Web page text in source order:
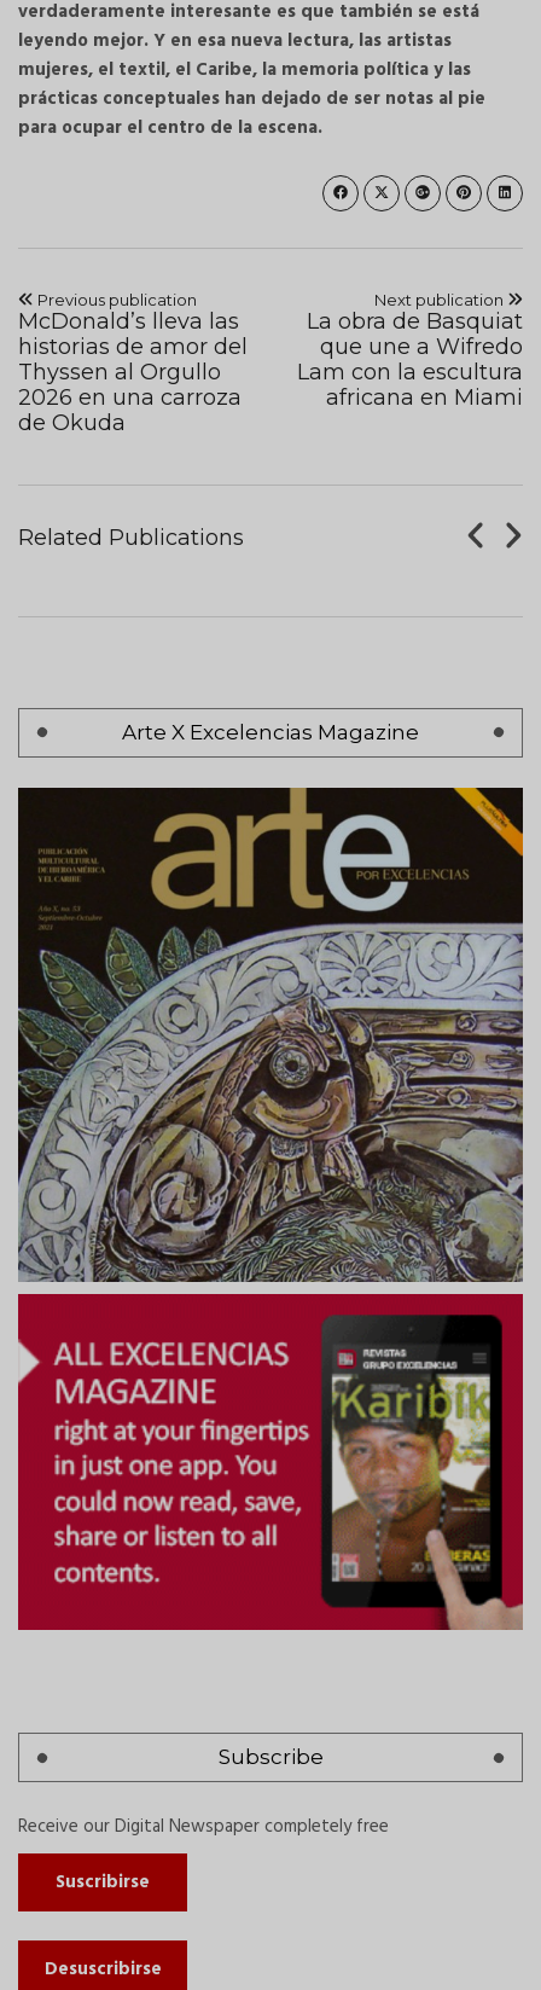
verdaderamente interesante es que también se está
leyendo mejor. Y en esa nueva lectura, las artistas
mujeres, el textil, el Caribe, la memoria política y las
prácticas conceptuales han dejado de ser notas al pie
para ocupar el centro de la escena.
Previous publication
McDonald’s lleva las
historias de amor del
Thyssen al Orgullo
2026 en una carroza
de Okuda
Next publication
La obra de Basquiat
que une a Wifredo
Lam con la escultura
africana en Miami
Related Publications
Tableros De Ajedrez
AUGUST 07, 2017
Arte X Excelencias Magazine
Pagination
page
Siguiente >
Subscribe
Receive our Digital Newspaper completely free
Suscribirse
Desuscribirse